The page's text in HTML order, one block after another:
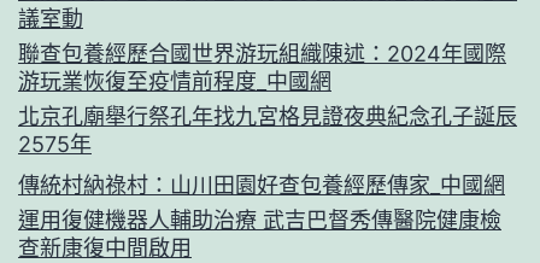
議室動
聯查包養經歷合國世界游玩組織陳述：2024年國際
游玩業恢復至疫情前程度_中國網
北京孔廟舉行祭孔年找九宮格見證夜典紀念孔子誕辰
2575年
傳統村納祿村：山川田園好查包養經歷傳家_中國網
運用復健機器人輔助治療 武吉巴督秀傳醫院健康檢
查新康復中間啟用